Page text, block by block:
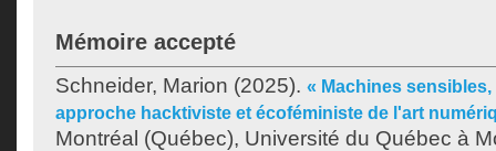
Mémoire accepté
Schneider, Marion (2025). « Machines
approche hacktiviste et écoféministe de l'art
Montréal (Québec), Université du Québec à